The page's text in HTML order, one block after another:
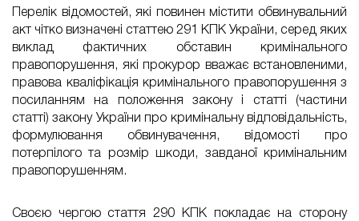
Перелік відомостей, які повинен містити обвинувальний
акт чітко визначені статтею 291 КПК України, серед яких
виклад фактичних обставин кримінального
правопорушення, які прокурор вважає встановленими,
правова кваліфікація кримінального правопорушення з
посиланням на положення закону і статті (частини
статті) закону України про кримінальну відповідальність,
формулювання обвинувачення, відомості про
потерпілого та розмір шкоди, завданої кримінальним
правопорушенням.
Своєю чергою стаття 290 КПК покладає на сторону